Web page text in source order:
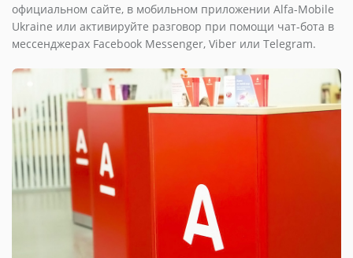
официальном сайте, в мобильном приложении Alfa-Mobile
Ukraine или активируйте разговор при помощи чат-бота в
мессенджерах Facebook Messenger, Viber или Telegram.